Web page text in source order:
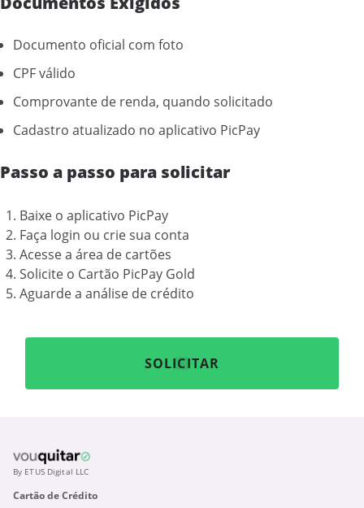
Documento oficial com foto
CPF válido
Comprovante de renda, quando solicitado
Cadastro atualizado no aplicativo PicPay
Passo a passo para solicitar
Baixe o aplicativo PicPay
Faça login ou crie sua conta
Acesse a área de cartões
Solicite o Cartão PicPay Gold
Aguarde a análise de crédito
SOLICITAR
By ETUS Digital LLC
Cartão de Crédito